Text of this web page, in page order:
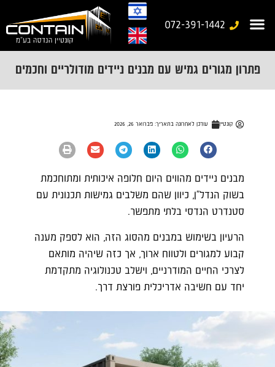
072-391-1442
פתרון מגורים גמיש עם מבנים ניידים מודולריים וחכמים
קונטיין עודכן לאחרונה בתאריך: פברואר 26, 2026
מבנים ניידים מהווים היום חלופה איכותית ומתוחכמת
בשוק הנדל"ן, כיוון שהם משלבים גמישות תכנונית עם
סטנדרט הנדסי בלתי מתפשר.
הרעיון בשימוש במבנים מהסוג הזה, הוא לספק מענה
קבוע למגורים ולטווח ארוך, אך כזה שיהיה מותאם
לצרכי החיים המודרניים, וישלב טכנולוגיה מתקדמת
יחד עם חשיבה אדריכלית פורצת דרך.